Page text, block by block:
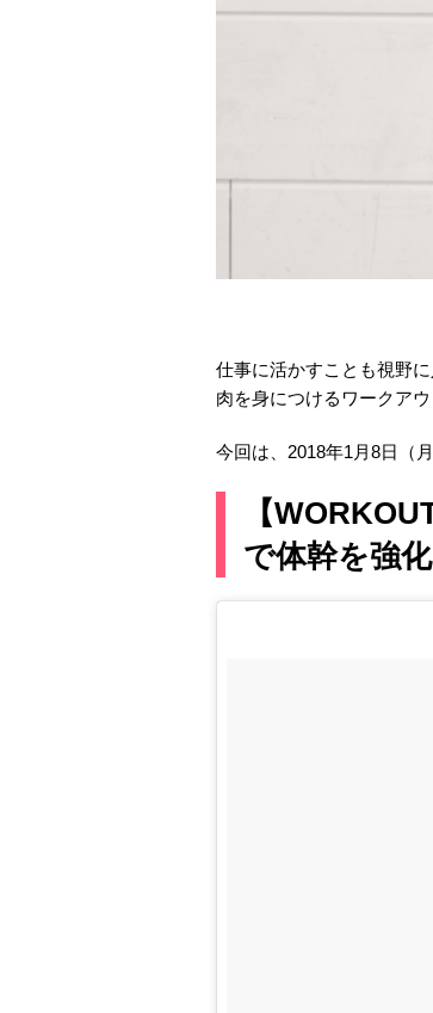
仕事に活かすことも視野
肉を身につけるワークア
今回は、2018年1月8日（
【
で体幹を強化